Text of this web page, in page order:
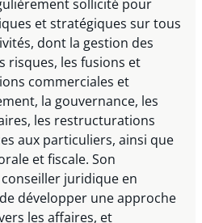
sollicité pour
et stratégiques sur tous
dont la gestion des
risques, les fusions et
commerciales et
la gouvernance, les
les restructurations
aux particuliers, ainsi que
et fiscale. Son
juridique en
développer une approche
les affaires, et